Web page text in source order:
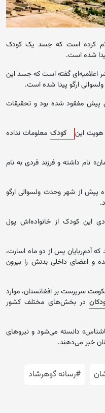
کرده است که جسد یک کودک
شده است.
۱۹ حوت) با نشر اعلامیه‌‌ای گفته است که جسد این
ارگو پیدا شده است.
پیش مفقود شده بود و تحقیقات
هویت این
کودک معلومات نداده
نام داشته و فرزند فردی به نام
پیش از شهر وحدت ولسوالی ارگو
این کودک از خانواده‌اش پول
آدم‌ربایان پس از دو ماه اسارت،
و اعضای داخلی بدنش را بیرون
سرپرست بر افغانستان، موارد
در بخش‌های مختلف کشور
دانسته می‌شود و نیروهای
خبر می‌دهند.
#رسانه گوهرشاد